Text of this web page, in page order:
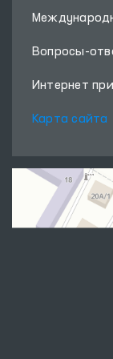
Вопросы-
Интернет
Карта сайта